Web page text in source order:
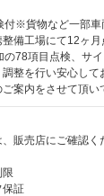
付※貨物など一部車
備工場にて12ヶ
の78項目点検、サ
整を行い安心し
案内をさせて頂い
販売店にご確認く
限
証